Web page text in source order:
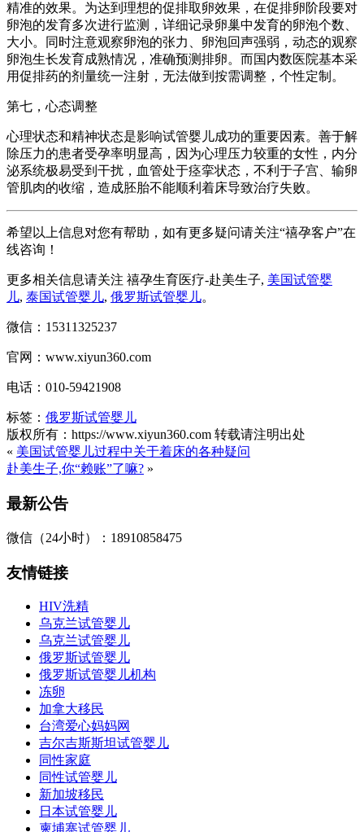
精准的效果。为达到理想的促排取卵效果，在促排卵阶段要对
卵泡的发育多次进行监测，详细记录卵巢中发育的卵泡个数、
大小。同时注意观察卵泡的张力、卵泡回声强弱，动态的观察
卵泡生长发育成熟情况，准确预测排卵。而国内数医院基本采
用促排药的剂量统一注射，无法做到按需调整，个性定制。
第七，心态调整
心理状态和精神状态是影响试管婴儿成功的重要因素。善于解
除压力的患者受孕率明显高，因为心理压力较重的女性，内分
泌系统极易受到干扰，血管处于痉挛状态，不利于子宫、输卵
管肌肉的收缩，造成胚胎不能顺利着床导致治疗失败。
希望以上信息对您有帮助，如有更多疑问请关注“禧孕客户”在
线咨询！
更多相关信息请关注 禧孕生育医疗-赴美生子, 美国试管婴
儿, 泰国试管婴儿, 俄罗斯试管婴儿。
微信：15311325237
官网：www.xiyun360.com
电话：010-59421908
标签： 俄罗斯试管婴儿
版权所有：https://www.xiyun360.com 转载请注明出处
« 美国试管婴儿过程中关于着床的各种疑问
赴美生子,你“赖账”了嘛? »
最新公告
微信（24小时）：18910858475
友情链接
HIV洗精
乌克兰试管婴儿
乌克兰试管婴儿
俄罗斯试管婴儿
俄罗斯试管婴儿机构
冻卵
加拿大移民
台湾爱心妈妈网
吉尔吉斯斯坦试管婴儿
同性家庭
同性试管婴儿
新加坡移民
日本试管婴儿
柬埔寨试管婴儿